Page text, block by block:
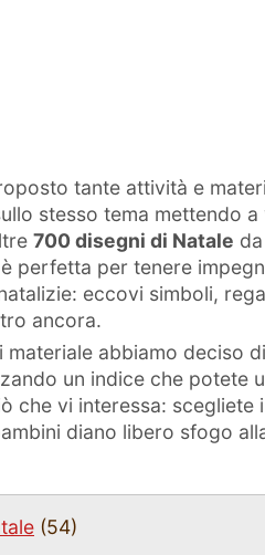
tante attività e
stesso tema mettendo
700 disegni di Natale
perfetta per tenere
eccovi simboli,
ancora.
materiale abbiamo deciso
un indice che potete
che vi interessa:
diano libero sfogo
(54)